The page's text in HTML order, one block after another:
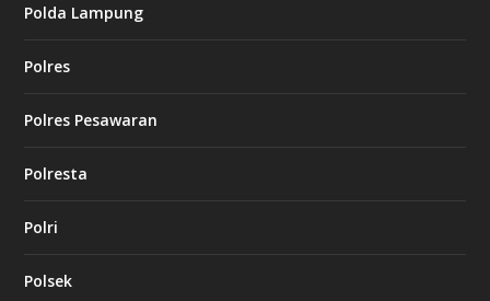
Polda Lampung
Polres
Polres Pesawaran
Polresta
Polri
Polsek